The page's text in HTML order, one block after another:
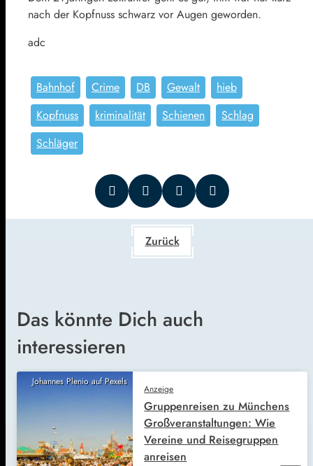
nach der Kopfnuss schwarz vor Augen geworden.
adc
Bahnhof Crime DB Gewalt
hieb
Kopfnuss
kriminalität Schienen
Schlag
Schläger
Zurück
Das könnte Dich auch
interessieren
Johannes Plenio auf Pexels
Anzeige
Gruppenreisen zu Münchens
Großveranstaltungen: Wie
Vereine und Reisegruppen
anreisen